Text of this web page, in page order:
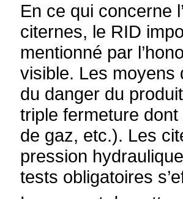
En ce qui concerne
citernes, le RID
mentionné par
visible. Les moyens
du danger du
triple fermeture
de gaz, etc.). Les
pression
tests obligatoires